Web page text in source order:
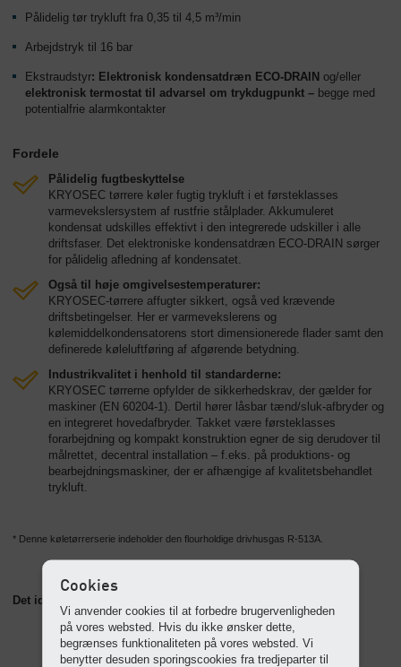
Pålidelig tør trykluft fra 0,35 til 4,5 m³/min
Arbejdstryk til 16 bar
Ekstraudstyr: Elektronisk kondensatdræn ECO-DRAIN og/eller
elektronisk termostat til advarsel om trykdugpunkt – begge med
potentialfrie alarmkontakter
Fordele
Pålidelig fugtbeskyttelse
KRYOSEC tørrere køler fugtig trykluft i et førsteklasses
varmevekslersystem af rustfrie stålplader. Akkumuleret
kondensat udskilles effektivt i den integrerede udskiller i alle
driftsfaser. Det elektroniske kondensatdræn ECO-DRAIN sørger
for pålidelig afledning af kondensatet.
Også til høje omgivelsestemperaturer:
KRYOSEC-tørrere affugter sikkert, også ved krævende
driftsbetingelser. Her er varmevekslerens og
kølemiddelkondensatorens stort dimensionerede flader samt den
definerede køleluftføring af afgørende betydning.
Industrikvalitet i henhold til standarderne:
KRYOSEC tørrerne opfylder de sikkerhedskrav, der gælder for
maskiner (EN 60204-1). Dertil hører låsbar tænd/sluk-afbryder og
en integreret hovedafbryder. Takket være førsteklasses
forarbejdning og kompakt konstruktion egner de sig derudover til
målrettet, decentral installation – f.eks. på produktions- og
bearbejdningsmaskiner, der er afhængige af kvalitetsbehandlet
trykluft.
* Denne køletørrerserie indeholder den flourholdige drivhusgas R-513A.
Det ideelle supplement: AQUAMAT-olie-/vandudskiller
Cookies
Vi anvender cookies til at forbedre brugervenligheden
på vores websted. Hvis du ikke ønsker dette,
begrænses funktionaliteten på vores websted. Vi
benytter desuden sporingscookies fra tredjeparter til